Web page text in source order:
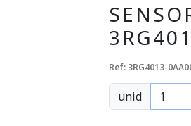
Ref: 3RG4013-
unid